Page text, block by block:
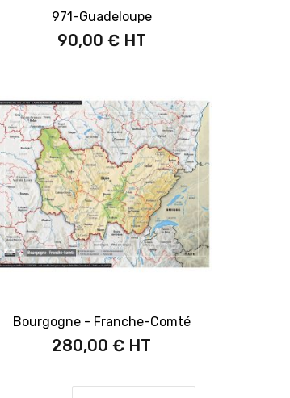
971-Guadeloupe
90,00 €
Bourgogne - Franche-Comté
280,00 €